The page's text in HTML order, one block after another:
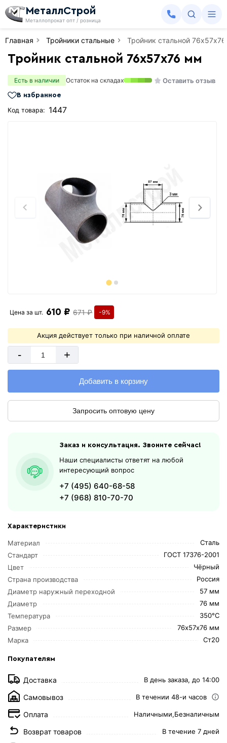
МеталлСтрой
Металлопрокат опт / розница
Главная Тройники стальные Тройник стальной
Тройник стальной 76х57х76 мм
Есть в наличии Остаток на складах Оставить отзыв
В избранное
Код товара: 1447
Характеристики
Материал
Сталь
Стандарт
ГОСТ 17376-2001
Цвет
Чёрный
Страна производства
Россия
Диаметр наружный переходной
57 мм
Диаметр
76 мм
Температура
350°C
Размер
76х57х76 мм
Марка
Ст20
Покупателям
Доставка В день заказа, до 14:00
Самовывоз В течении 48-и часов
Оплата Наличными,Безналичным
Возврат товаров В течение 7 дней
Цена за шт. 610 ₽ 671 ₽ -9%
Акция действует только при наличной оплате
- +
Добавить в корзину
Запросить оптовую цену
Заказ и консультация. Звоните сейчас!
Наши специалисты ответят на любой
интересующий вопрос
+7 (495) 640-68-58
+7 (968) 810-70-70